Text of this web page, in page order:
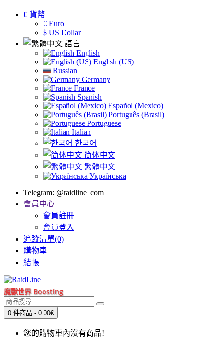
€ 貨幣
€ Euro
$ US Dollar
語言
English
English (US)
Russian
Germany
France
Spanish
Español (Mexico)
Português (Brasil)
Portuguese
Italian
한국어
简体中文
繁體中文
Українська
Telegram: @raidline_com
會員中心
會員註冊
會員登入
追蹤清單(0)
購物車
結帳
魔獸世界 Boosting
0 件商品 - 0.00€
您的購物車內沒有商品!